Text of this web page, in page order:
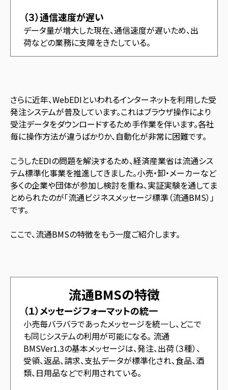
（３）通信速度が遅い
データ量が増大した現在、通信速度が遅いため、出
荷などの業務に支障をきたしている。
さらに近年、WebEDIといわれるインターネットを利用した受
発注システムが普及しています。これはブラウザ操作により
受注データをダウンロードするため手作業を伴います。各社
毎に操作方法が違うばかりか、自動化が非常に困難です。
こうしたEDIの問題を解決するため、経済産業省は流通シス
テム標準化事業を推進してきました。小売・卸・メーカーなど
多くの企業や団体が参加し検討を重ね、実証実験を通してま
とめられたのが「流通ビジネスメッセージ標準（流通BMS）」
です。
ここで、流通BMSの特徴をもう一度ご紹介します。
流通BMSの特徴
（１）メッセージフォーマットの統一
小売毎バラバラであったメッセージを統一し、どこで
も同じシステムの利用が可能になる。 流通
BMSVer1.3の基本メッセージは、発注、出荷（３種）、
受領、返品、請求、支払データが標準化され、食品、酒
類、日用品などで利用されている。